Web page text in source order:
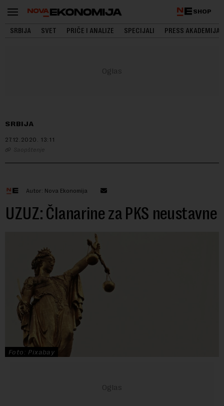
SHOP
SRBIJA SVET PRIČE I ANALIZE SPECIJALI PRESS AKADEMIJA
SRBIJA
27.12.2020. 13:11
Saopštenje
Autor: Nova Ekonomija
UZUZ: Članarine za PKS neustavne
Foto: Pixabay